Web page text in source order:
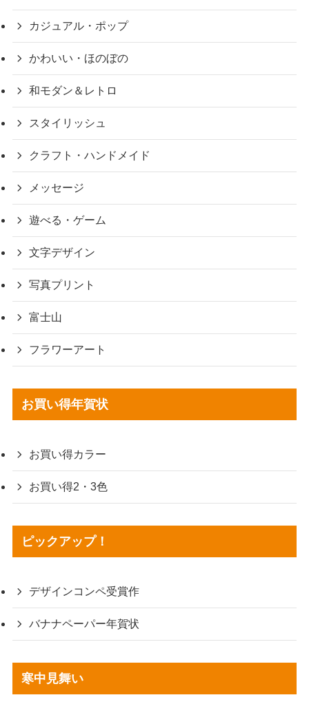
カジュアル・ポップ
かわいい・ほのぼの
和モダン＆レトロ
スタイリッシュ
クラフト・ハンドメイド
メッセージ
遊べる・ゲーム
文字デザイン
写真プリント
富士山
フラワーアート
お買い得年賀状
お買い得カラー
お買い得2・3色
ピックアップ！
デザインコンペ受賞作
バナナペーパー年賀状
寒中見舞い